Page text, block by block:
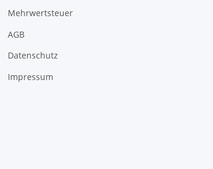
Mehrwertsteuer
AGB
Datenschutz
Impressum